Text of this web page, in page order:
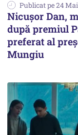
Publicat pe 24
Nicuşor Dan,
după premiul
preferat al
Mungiu